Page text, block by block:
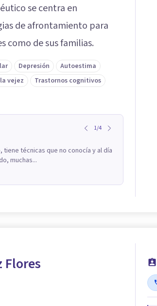
se centra en
de afrontamiento para
como de sus familias.
Depresión
Autoestima
vejez Trastornos cognitivos
1/4
tiene técnicas que no conocía y al día
muchas...
Flores